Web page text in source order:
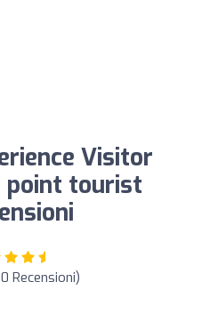
Visitor
point tourist
Recensioni)